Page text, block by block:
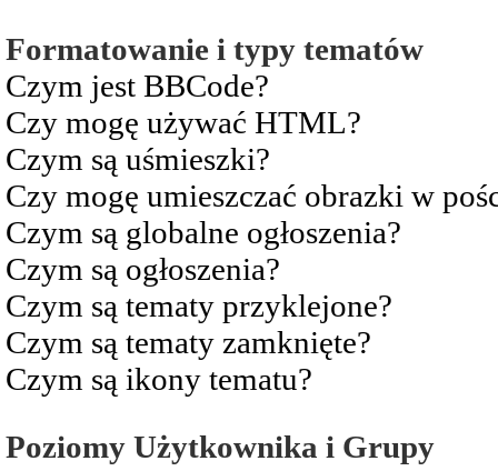
Formatowanie i typy tematów
Czym jest BBCode?
Czy mogę używać HTML?
Czym są uśmieszki?
Czy mogę umieszczać obrazki w
Czym są globalne ogłoszenia?
Czym są ogłoszenia?
Czym są tematy przyklejone?
Czym są tematy zamknięte?
Czym są ikony tematu?
Poziomy Użytkownika i Grupy